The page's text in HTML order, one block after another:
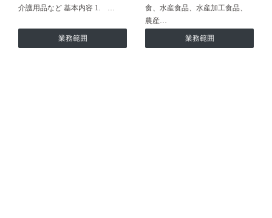
介護用品など 基本内容 1. …
業務範囲
食、水産食品、水産加工食品、
農産…
業務範囲